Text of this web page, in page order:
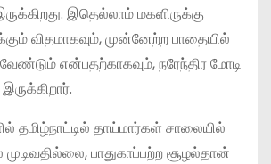
இதெல்லாம் மகளிருக்கு
விதமாகவும், முன்னேற்ற பாதையில்
என்பதற்காகவும், நரேந்திர மோடி
தமிழ்நாட்டில் தாய்மார்கள் சாலையில்
பாதுகாப்பற்ற சூழல்தான்